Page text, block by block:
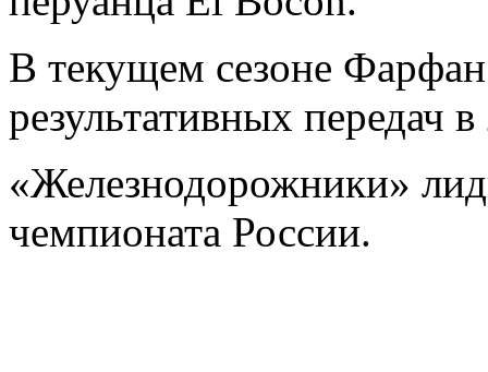
В текущем сезоне
результативных передач
«Железнодорожники»
чемпионата России.